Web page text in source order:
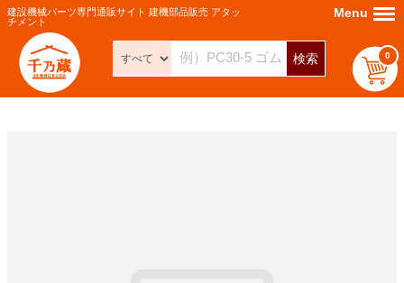
建設機械パーツ専門通販サイト 建機部品販売 アタッ
チメント
検索 0
Menu Menu